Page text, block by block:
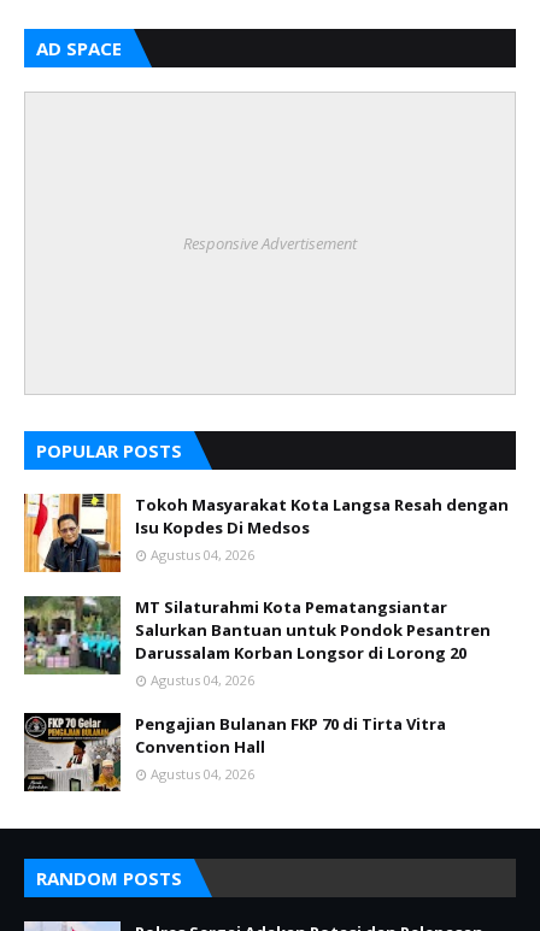
AD SPACE
Responsive Advertisement
POPULAR POSTS
Tokoh Masyarakat Kota Langsa Resah dengan
Isu Kopdes Di Medsos
Agustus 04, 2026
MT Silaturahmi Kota Pematangsiantar
Salurkan Bantuan untuk Pondok Pesantren
Darussalam Korban Longsor di Lorong 20
Agustus 04, 2026
Pengajian Bulanan FKP 70 di Tirta Vitra
Convention Hall
Agustus 04, 2026
RANDOM POSTS